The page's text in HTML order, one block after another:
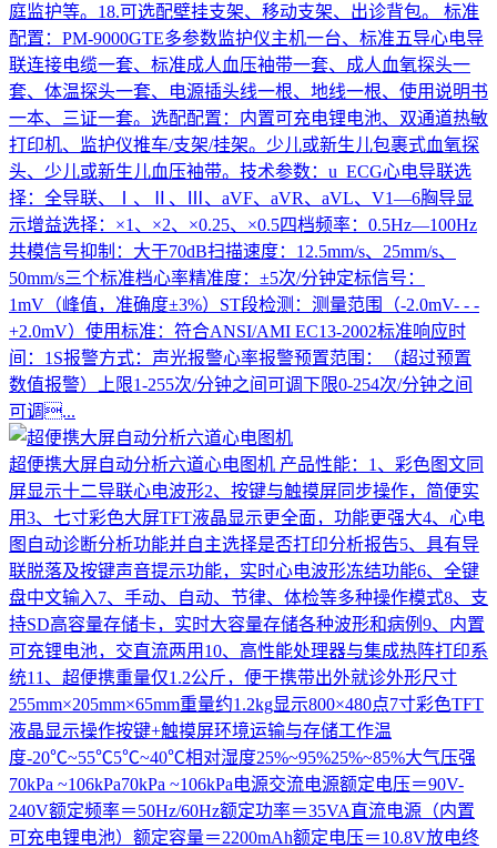
庭监护等。18.可选配壁挂支架、移动支架、出诊背包。 标准
配置：PM-9000GTE多参数监护仪主机一台、标准五导心电导
联连接电缆一套、标准成人血压袖带一套、成人血氧探头一
套、体温探头一套、电源插头线一根、地线一根、使用说明书
一本、三证一套。选配配置：内置可充电锂电池、双通道热敏
打印机、监护仪推车/支架/挂架。少儿或新生儿包裹式血氧探
头、少儿或新生儿血压袖带。技术参数：u ECG心电导联选
择：全导联、Ⅰ、Ⅱ、Ⅲ、aVF、aVR、aVL、V1—6胸导显
示增益选择：×1、×2、×0.25、×0.5四档频率：0.5Hz—100Hz
共模信号抑制：大于70dB扫描速度：12.5mm/s、25mm/s、
50mm/s三个标准档心率精准度：±5次/分钟定标信号：
1mV（峰值，准确度±3%）ST段检测：测量范围（-2.0mV- - -
+2.0mV）使用标准：符合ANSI/AMI EC13-2002标准响应时
间：1S报警方式：声光报警心率报警预置范围：（超过预置
数值报警）上限1-255次/分钟之间可调下限0-254次/分钟之间
可调...
超便携大屏自动分析六道心电图机 产品性能：1、彩色图文同
屏显示十二导联心电波形2、按键与触摸屏同步操作，简便实
用3、七寸彩色大屏TFT液晶显示更全面，功能更强大4、心电
图自动诊断分析功能并自主选择是否打印分析报告5、具有导
联脱落及按键声音提示功能，实时心电波形冻结功能6、全键
盘中文输入7、手动、自动、节律、体检等多种操作模式8、支
持SD高容量存储卡，实时大容量存储各种波形和病例9、内置
可充锂电池，交直流两用10、高性能处理器与集成热阵打印系
统11、超便携重量仅1.2公斤，便于携带出外就诊外形尺寸
255mm×205mm×65mm重量约1.2kg显示800×480点7寸彩色TFT
液晶显示操作按键+触摸屏环境运输与存储工作温
度-20℃~55℃5℃~40℃相对湿度25%~95%25%~85%大气压强
70kPa ~106kPa70kPa ~106kPa电源交流电源额定电压＝90V-
240V额定频率＝50Hz/60Hz额定功率＝35VA直流电源（内置
可充电锂电池）额定容量＝2200mAh额定电压＝10.8V放电终